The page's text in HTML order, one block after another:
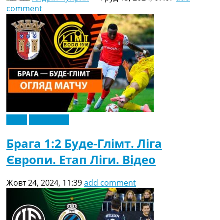
comment
Брага 1:2 Буде-Глімт. Ліга
Європи. Етап Ліги. Відео
Жовт 24, 2024, 11:39add comment